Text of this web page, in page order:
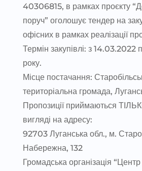
40306815, в рамках проєкту
поруч” оголошує тендер на
офісних в рамках реалізації
Термін закупівлі: з
року.
Місце постачання:
територіальна громада,
Пропозиції приймаються
вигляді на адресу:
92703 Луганська обл., м.
Набережна, 132
Громадська організація “Центр